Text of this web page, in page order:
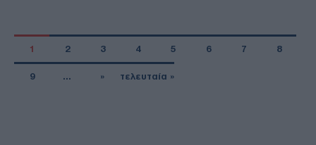
1 2 3 4 5 6 7 8
9 … » τελευταία »